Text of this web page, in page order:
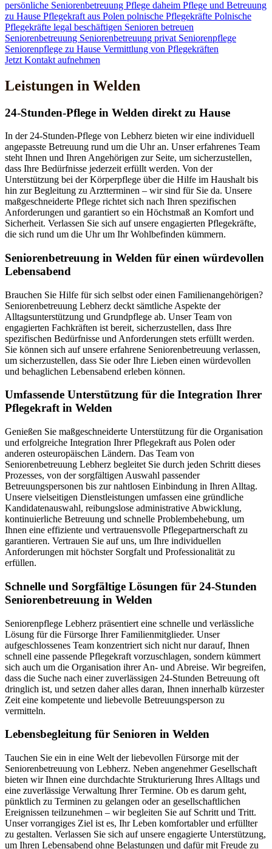
persönliche Seniorenbetreuung Pflege daheim Pflege und Betreuung
zu Hause Pflegekraft aus Polen polnische Pflegekräfte Polnische
Pflegekräfte legal beschäftigen Senioren betreuen
Seniorenbetreuung Seniorenbetreuung privat Seniorenpflege
Seniorenpflege zu Hause Vermittlung von Pflegekräften
Jetzt Kontakt aufnehmen
Leistungen in Welden
24-Stunden-Pflege in Welden direkt zu Hause
In der 24-Stunden-Pflege von Lebherz bieten wir eine individuell
angepasste Betreuung rund um die Uhr an. Unser erfahrenes Team
steht Ihnen und Ihren Angehörigen zur Seite, um sicherzustellen,
dass Ihre Bedürfnisse jederzeit erfüllt werden. Von der
Unterstützung bei der Körperpflege über die Hilfe im Haushalt bis
hin zur Begleitung zu Arztterminen – wir sind für Sie da. Unsere
maßgeschneiderte Pflege richtet sich nach Ihren spezifischen
Anforderungen und garantiert so ein Höchstmaß an Komfort und
Sicherheit. Verlassen Sie sich auf unsere engagierten Pflegekräfte,
die sich rund um die Uhr um Ihr Wohlbefinden kümmern.
Senioren­betreuung in Welden für einen würdevollen
Lebensabend
Brauchen Sie Hilfe für sich selbst oder einen Familienangehörigen?
Seniorenbetreuung Lebherz deckt sämtliche Aspekte der
Alltagsunterstützung und Grundpflege ab. Unser Team von
engagierten Fachkräften ist bereit, sicherzustellen, dass Ihre
spezifischen Bedürfnisse und Anforderungen stets erfüllt werden.
Sie können sich auf unsere erfahrene Seniorenbetreuung verlassen,
um sicherzustellen, dass Sie oder Ihre Lieben einen würdevollen
und behaglichen Lebensabend erleben können.
Umfassende Unterstützung für die Integration Ihrer
Pflegekraft in Welden
Genießen Sie maßgeschneiderte Unterstützung für die Organisation
und erfolgreiche Integration Ihrer Pflegekraft aus Polen oder
anderen osteuropäischen Ländern. Das Team von
Seniorenbetreuung Lebherz begleitet Sie durch jeden Schritt dieses
Prozesses, von der sorgfältigen Auswahl passender
Betreuungspersonen bis zur nahtlosen Einbindung in Ihren Alltag.
Unsere vielseitigen Dienstleistungen umfassen eine gründliche
Kandidatenauswahl, reibungslose administrative Abwicklung,
kontinuierliche Betreuung und schnelle Problembehebung, um
Ihnen eine effiziente und vertrauensvolle Pflegepartnerschaft zu
garantieren. Vertrauen Sie auf uns, um Ihre individuellen
Anforderungen mit höchster Sorgfalt und Professionalität zu
erfüllen.
Schnelle und Sorgfältige Lösungen für 24-Stunden
Seniorenbetreuung in Welden
Seniorenpflege Lebherz präsentiert eine schnelle und verlässliche
Lösung für die Fürsorge Ihrer Familienmitglieder. Unser
aufgeschlossenes Team konzentriert sich nicht nur darauf, Ihnen
schnell eine passende Pflegekraft vorzuschlagen, sondern kümmert
sich auch um die Organisation ihrer An- und Abreise. Wir begreifen,
dass die Suche nach einer zuverlässigen 24-Stunden Betreuung oft
dringlich ist, und setzen daher alles daran, Ihnen innerhalb kürzester
Zeit eine kompetente und liebevolle Betreuungsperson zu
vermitteln.
Lebensbegleitung für Senioren in Welden
Tauchen Sie ein in eine Welt der liebevollen Fürsorge mit der
Seniorenbetreuung von Lebherz. Neben angenehmer Gesellschaft
bieten wir Ihnen eine durchdachte Strukturierung Ihres Alltags und
eine zuverlässige Verwaltung Ihrer Termine. Ob es darum geht,
pünktlich zu Terminen zu gelangen oder an gesellschaftlichen
Ereignissen teilzunehmen – wir begleiten Sie auf Schritt und Tritt.
Unser vorrangiges Ziel ist es, Ihr Leben komfortabler und erfüllter
zu gestalten. Verlassen Sie sich auf unsere engagierte Unterstützung,
um Ihren Lebensabend ohne Belastungen und dafür mit Freude zu